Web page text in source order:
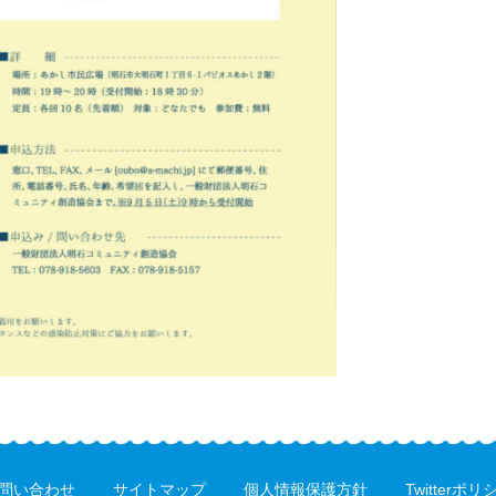
い合わせ サイトマップ 個人情報保護方針 Twitterポリ